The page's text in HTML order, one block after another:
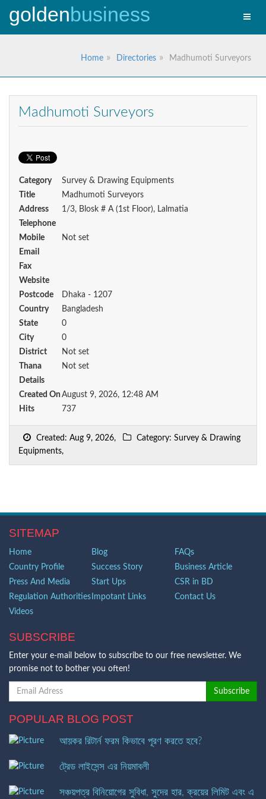
goldenbusiness
Toggle
Home Directories Madhumoti Surveyors
Madhumoti Surveyors
Category
Survey & Drawing Equipments
Title
Madhumoti Surveyors
Address
1/3, Blosk # A (1st Floor), Lalmatia
Telephone
Mobile
Not set
Email
Fax
Website
Postcode
Dhaka - 1207
Country
Bangladesh
State
0
City
0
District
Not set
Thana
Not set
Details
Created On August 9, 2026, 12:48 AM
Hits
737
Created: Aug 9, 2026,
Category: Survey & Drawing
Equipments,
SITEMAP
Home Blog
FAQs
Country Profile
Success Story
Business Article
Press And Media
Start Ups
CSR in BD
Regulation Authorities Impotant Links
Contact Us
Videos
SUBSCRIBE
Enter your e-mail below to subscribe to our free newsletter. We
promise not to bother you often!
POPULAR BLOG POST
আয়কর রিটার্ন ফরম কিভাবে পূরণ করতে হবে?
ট্রেড লাইসেন্স এর নিয়মাবলী
সঞ্চয়পত্র বিনিয়োগের সুবিধা, সুদের হার, ক্রয়ের লিমিট এবং এ